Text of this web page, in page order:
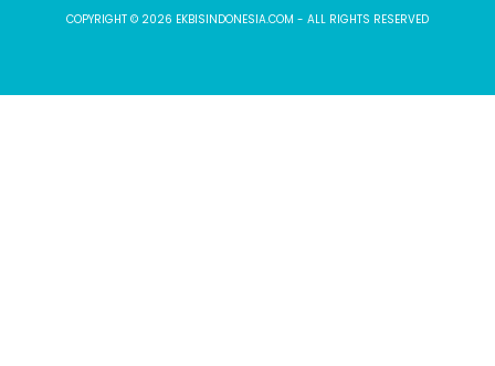
COPYRIGHT © 2026 EKBISINDONESIA.COM - ALL RIGHTS RESERVED